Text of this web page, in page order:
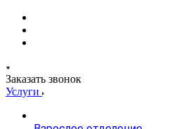
Заказать звонок
Услуги